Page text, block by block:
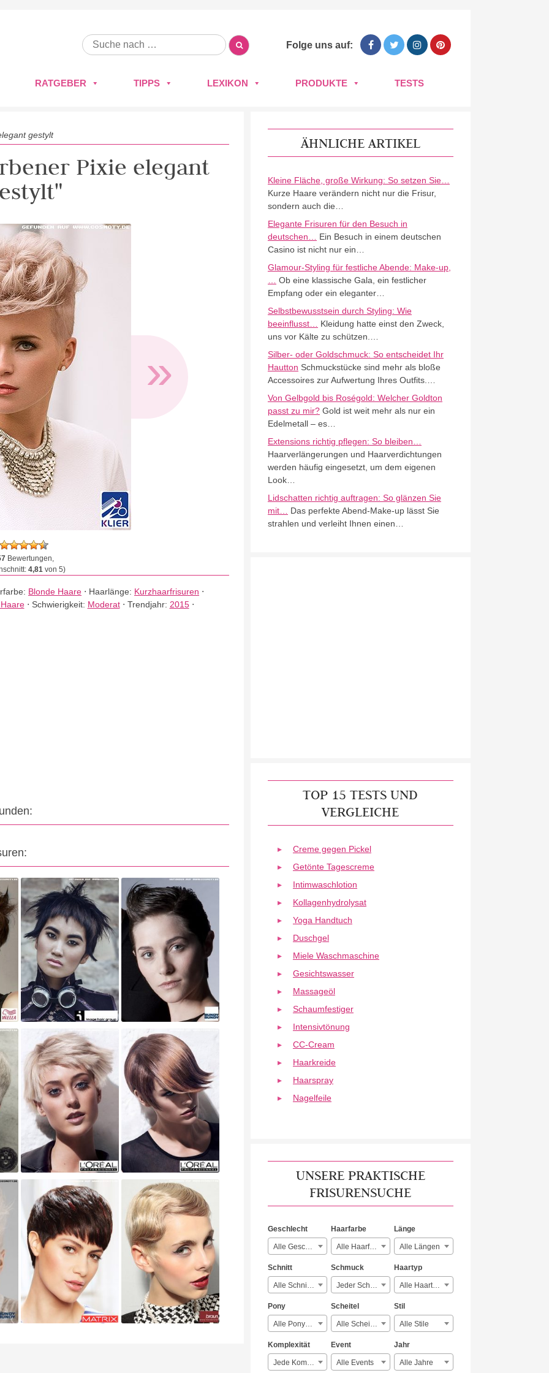
Folge uns auf:
RATGEBER TIPPS LEXIKON PRODUKTE TESTS
gestylt
Pixie elegant
»
Bewertungen,
4,81von 5)
Blonde Haare ⋅ Haarlänge: Kurzhaarfrisuren ⋅
⋅ Schwierigkeit: Moderat⋅ Trendjahr: 2015⋅
ÄHNLICHE ARTIKEL
Kleine Fläche, große Wirkung: So setzen Sie…
Kurze Haare verändern nicht nur die Frisur,
sondern auch die…
Elegante Frisuren für den Besuch in
deutschen…
Ein Besuch in einem deutschen
Casino ist nicht nur ein…
Glamour-Styling für festliche Abende: Make-up,
Ob eine klassische Gala, ein festlicher
Empfang oder ein eleganter…
Selbstbewusstsein durch Styling: Wie
beeinflusst…
Kleidung hatte einst den Zweck,
uns vor Kälte zu schützen.…
Silber- oder Goldschmuck: So entscheidet Ihr
Hautton Schmuckstücke sind mehr als bloße
Accessoires zur Aufwertung Ihres Outfits.…
Von Gelbgold bis Roségold: Welcher Goldton
passt zu mir?Gold ist weit mehr als nur ein
Edelmetall – es…
Extensions richtig pflegen: So bleiben…
Haarverlängerungen und Haarverdichtungen
werden häufig eingesetzt, um dem eigenen
Look…
Lidschatten richtig auftragen: So glänzen Sie
mit…
Das perfekte Abend-Make-up lässt Sie
strahlen und verleiht Ihnen einen…
TOP 15 TESTS UND
VERGLEICHE
Creme gegen Pickel
Getönte Tagescreme
Intimwaschlotion
Kollagenhydrolysat
Yoga Handtuch
Duschgel
Miele Waschmaschine
Gesichtswasser
Massageöl
Schaumfestiger
Intensivtönung
CC-Cream
Haarkreide
Haarspray
Nagelfeile
UNSERE PRAKTISCHE
FRISURENSUCHE
Geschlecht
Alle Geschlechter
Haarfarbe
Alle Haarfarben
Länge
Alle Längen
Schnitt
Alle Schnitte
Schmuck
Jeder Schmuck
Haartyp
Alle Haartypen
Pony
Alle Ponyarten
Scheitel
Alle Scheitelarten
Stil
Alle Stile
Komplexität
Jede Komplexität
Event
Alle Events
Jahr
Alle Jahre